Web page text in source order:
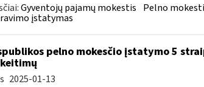
Gyventojų pajamų mokestis Pelno
įstatymas
pelno mokesčio įstatymo 5
2025-01-13